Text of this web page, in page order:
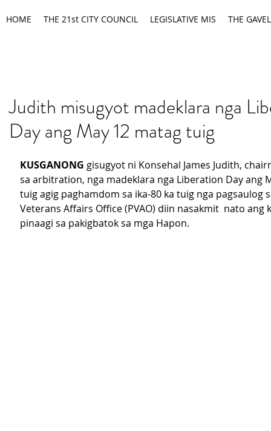
HOME THE 21st CITY COUNCIL LEGISLATIVE MIS THE GAVEL
Judith misugyot madeklara nga
Day ang May 12 matag tuig
KUSGANONG gisugyot ni Konsehal James Judith,
sa arbitration, nga madeklara nga Liberation Day ang
tuig agig paghamdom sa ika-80 ka tuig nga pagsaulog
Veterans Affairs Office (PVAO) diin nasakmit  nato ang
pinaagi sa pakigbatok sa mga Hapon.